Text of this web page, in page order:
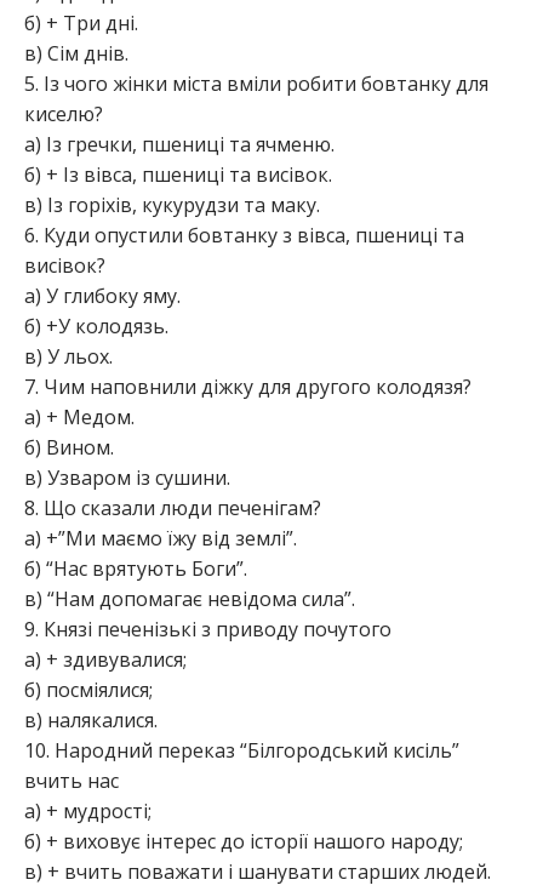
б) + Три дні.
в) Сім днів.
5. Із чого жінки міста вміли робити бовтанку для
киселю?
а) Із гречки, пшениці та ячменю.
б) + Із вівса, пшениці та висівок.
в) Із горіхів, кукурудзи та маку.
6. Куди опустили бовтанку з вівса, пшениці та
висівок?
а) У глибоку яму.
б) +У колодязь.
в) У льох.
7. Чим наповнили діжку для другого колодязя?
а) + Медом.
б) Вином.
в) Узваром із сушини.
8. Що сказали люди печенігам?
а) +”Ми маємо їжу від землі”.
б) “Нас врятують Боги”.
в) “Нам допомагає невідома сила”.
9. Князі печенізькі з приводу почутого
а) + здивувалися;
б) посміялися;
в) налякалися.
10. Народний переказ “Білгородський кисіль”
вчить нас
а) + мудрості;
б) + виховує інтерес до історії нашого народу;
в) + вчить поважати і шанувати старших людей.